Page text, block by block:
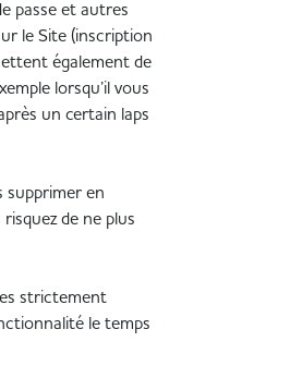
passe et autres
le Site (inscription
également de
lorsqu’il vous
un certain laps
supprimer en
de ne plus
strictement
le temps